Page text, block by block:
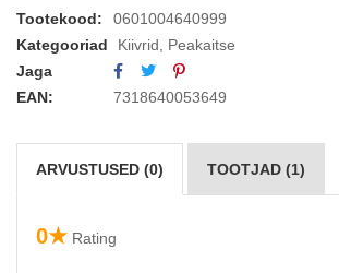
Tootekood:
0601004640999
Kategooriad
Kiivrid
Peakaitse
Jaga
EAN:
7318640053649
ARVUSTUSED (0) TOOTJAD (1)
0★ Rating